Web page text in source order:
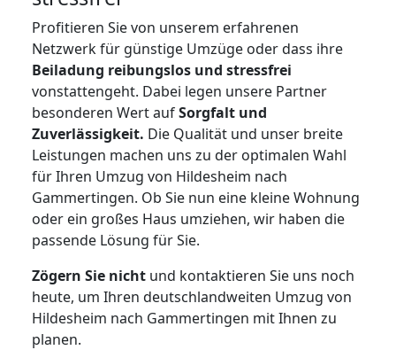
Profitieren Sie von unserem erfahrenen
Netzwerk für günstige Umzüge oder dass ihre
Beiladung reibungslos und stressfrei
vonstattengeht. Dabei legen unsere Partner
besonderen Wert aufSorgfalt und
Zuverlässigkeit. Die Qualität und unser breite
Leistungen machen uns zu der optimalen Wahl
für Ihren Umzug von Hildesheim nach
Gammertingen. Ob Sie nun eine kleine Wohnung
oder ein großes Haus umziehen, wir haben die
passende Lösung für Sie.
Zögern Sie nicht und kontaktieren Sie uns noch
heute, um Ihren deutschlandweiten Umzug von
Hildesheim nach Gammertingen mit Ihnen zu
planen.